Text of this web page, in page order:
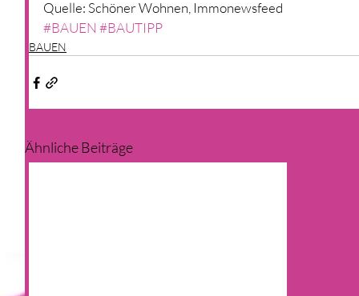
Quelle: Schöner Wohnen, Immonewsfeed
#BAUEN #BAUTIPP
BAUEN
Ähnliche Beiträge